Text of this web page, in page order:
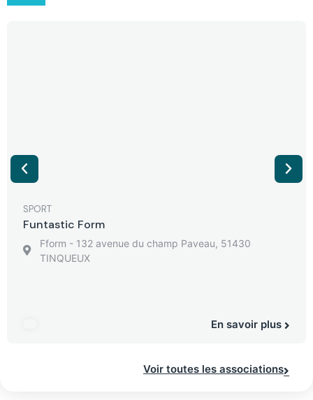
SPORT
Funtastic Form
Fform - 132 avenue du champ Paveau, 51430
TINQUEUX
En savoir plus
Voir toutes les associations